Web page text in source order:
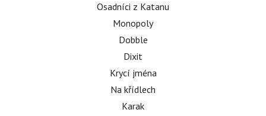
Osadníci z Katanu
Monopoly
Dobble
Dixit
Krycí jména
Na křídlech
Karak